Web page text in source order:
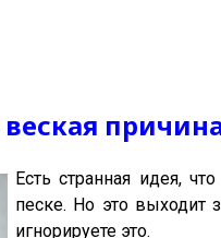
Есть странная идея,
песке. Но это выходит
игнорируете это.